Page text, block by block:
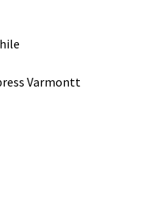
Varmontt